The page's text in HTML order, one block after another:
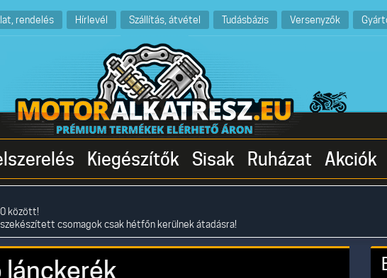
rendelés Hírlevél Szállítás, átvétel Tudásbázis Versenyzők
Kiegészítők Sisak Ruházat Akciók
között!
csomagok csak hétfőn kerülnek átadásra!